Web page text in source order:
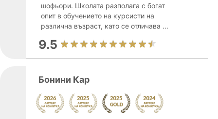
шофьори. Школата разполага с богат
опит в обучението на курсисти на
различна възраст, като се отличава ...
9.5
Бонини Кар